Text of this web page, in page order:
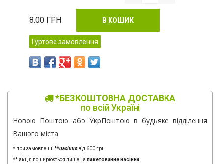
8.00 ГРН В КОШИК
Гуртове замовлення
*БЕЗКОШТОВНА ДОСТАВКА
по всій Україні
Новою Поштою або УкрПоштою в будьяке відділення
Вашого міста
* при замовленні **насіннявід 600 грн
** акція поширюється лише на пакетованне насіння